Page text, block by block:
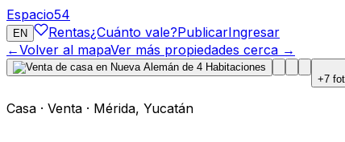
Espacio54
EN Rentas¿Cuánto vale?PublicarIngresar
←Volver al mapaVer más propiedades cerca →
+7
Casa · Venta · Mérida, Yucatán